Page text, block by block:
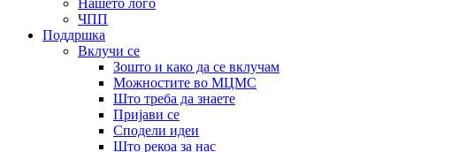
ЧПП
Поддршка
Вклучи се
Зошто и како да се вклучам
Можностите во МЦМС
Што треба да знаете
Пријави се
Сподели идеи
Што рекоа за нас